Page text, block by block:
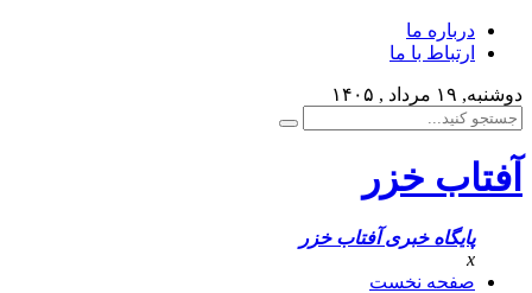
درباره ما
ارتباط با ما
دوشنبه, ۱۹ مرداد , ۱۴۰۵
آفتاب خزر
پایگاه خبری آفتاب خزر
x
صفحه نخست